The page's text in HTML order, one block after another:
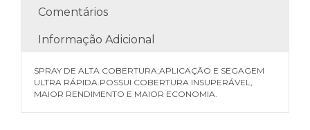
Comentários
Informação Adicional
SPRAY DE ALTA COBERTURA;APLICAÇÃO E SEGAGEM
ULTRA RÁPIDA.POSSUI COBERTURA INSUPERÁVEL,
MAIOR RENDIMENTO E MAIOR ECONOMIA.